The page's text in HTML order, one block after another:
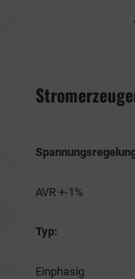
AVR +-1%
Typ:
Einphasig